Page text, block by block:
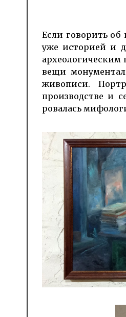
Если говорить об
уже историей и
вещи
живописи.
производстве и
ровалась